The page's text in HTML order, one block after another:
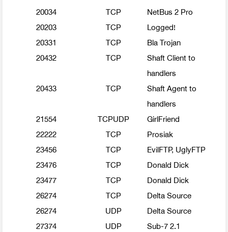
20034
TCP
NetBus 2 Pro
20203
TCP
Logged!
20331
TCP
Bla Trojan
20432
TCP
Shaft Client to
handlers
20433
TCP
Shaft Agent to
handlers
21554
TCPUDP
GirlFriend
22222
TCP
Prosiak
23456
TCP
EvilFTP, UglyFTP
23476
TCP
Donald Dick
23477
TCP
Donald Dick
26274
TCP
Delta Source
26274
UDP
Delta Source
27374
UDP
Sub-7 2.1